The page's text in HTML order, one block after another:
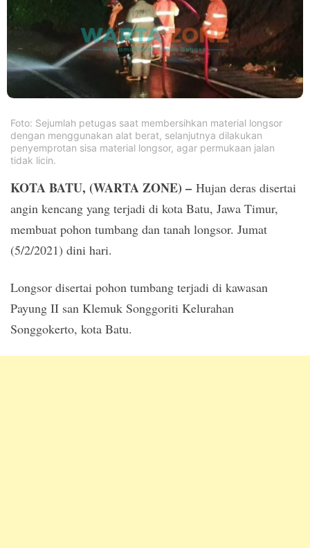
PT.
Balqis
Cyber
Sejahtera
Foto: Sejumlah petugas saat membersihkan material longsor
dengan menggunakan alat berat, selanjutnya dilakukan
penyemprotan sisa material longsor, agar permukaan jalan
tidak licin.
KOTA BATU, (WARTA ZONE) – Hujan deras disertai
angin kencang yang terjadi di kota Batu, Jawa Timur,
membuat pohon tumbang dan tanah longsor. Jumat
(5/2/2021) dini hari.
Longsor disertai pohon tumbang terjadi di kawasan
Payung II san Klemuk Songgoriti Kelurahan
Songgokerto, kota Batu.